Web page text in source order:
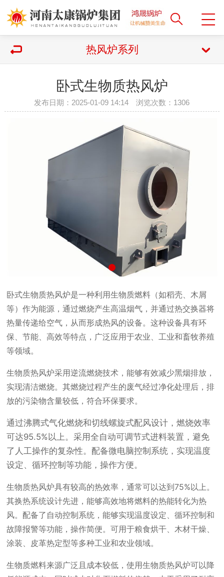
热风炉系列
卧式生物质热风炉
发布日期：2025-01-09 14:14 浏览次数： 1306
卧式生物质热风炉是一种利用生物质燃料（如稻壳、木屑
等）作为能源，通过燃烧产生高温烟气，并通过热交换器将
热量传递给空气，从而形成热风的设备。这种设备具有环
保、节能、高效等特点，广泛应用于农业、工业和畜牧养殖
等领域。
生物质热风炉采用逆流燃烧技术，能够有效减少黑烟排放，
实现清洁燃烧。其燃烧过程产生的废气经过净化处理后，排
放的污染物含量较低，符合环保要求。
通过沸腾式气化燃烧和切线螺旋式配风设计，燃烧效率
可达95.5%以上。 采用全自动可调节式进料装置，避免
了人工操作的复杂性。配备微电脑控制系统，实现温度
设定、循环控制等功能，操作方便。
生物质热风炉具有较高的热效率，通常可以达到75%以上。
其换热系统设计先进，能够高效地将燃料的热能转化为热
风。 配备了自动控制系统，能够实现温度设定、循环控制和
故障报警等功能，操作简便。可用于粮食烘干、木材干燥、
涂装、皮革热定型等多种工业和农业领域。
生物质燃料来源广泛且成本较低，使用生物质热风炉可以降